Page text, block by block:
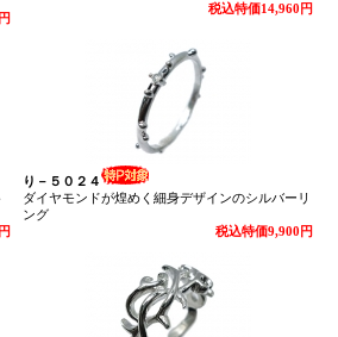
税込特価14,960円
り－５０２４
ダイヤモンドが煌めく細身デザインのシルバーリ
ング
税込特価9,900円